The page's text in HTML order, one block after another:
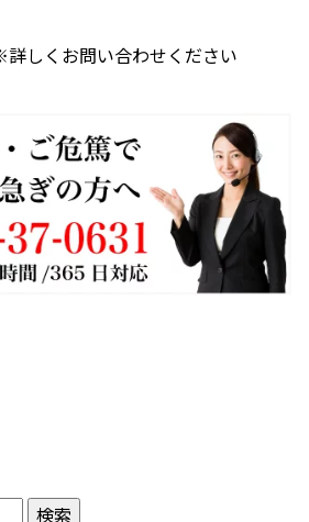
しくお問い合わせください